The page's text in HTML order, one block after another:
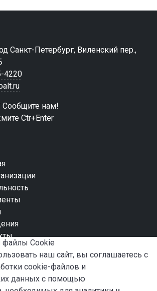
Санкт-Петербург, Виленский пер.,
4220
нам!
Ctr+Enter
Сookie
наш сайт, вы соглашаетесь с
cookie-файлов и
данных с помощью